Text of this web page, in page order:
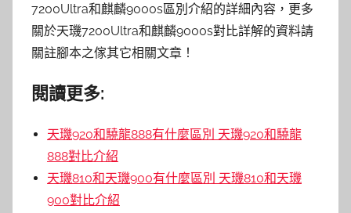
7200Ultra和麒麟9000s區別介紹的詳細內容，更多
關於天璣7200Ultra和麒麟9000s對比詳解的資料請
關註腳本之傢其它相關文章！
閱讀更多:
天璣920和驍龍888有什麼區別 天璣920和驍龍
888對比介紹
天璣810和天璣900有什麼區別 天璣810和天璣
900對比介紹